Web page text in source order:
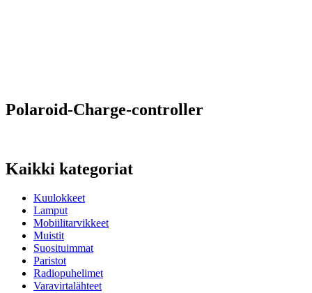
Polaroid-Charge-controller
Kaikki kategoriat
Kuulokkeet
Lamput
Mobiilitarvikkeet
Muistit
Suosituimmat
Paristot
Radiopuhelimet
Varavirtalähteet